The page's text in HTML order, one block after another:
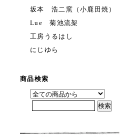
坂本 浩二窯（小鹿田焼）
Lue 菊池流架
工房うるはし
にじゆら
商品検索